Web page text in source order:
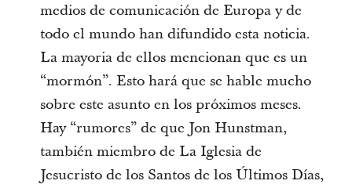
medios de comunicación de Europa y de
todo el mundo han difundido esta noticia.
La mayoria de ellos mencionan que es un
“mormón”. Esto hará que se hable mucho
sobre este asunto en los próximos meses.
Hay “rumores” de que Jon Hunstman,
también miembro de La Iglesia de
Jesucristo de los Santos de los Últimos Días,